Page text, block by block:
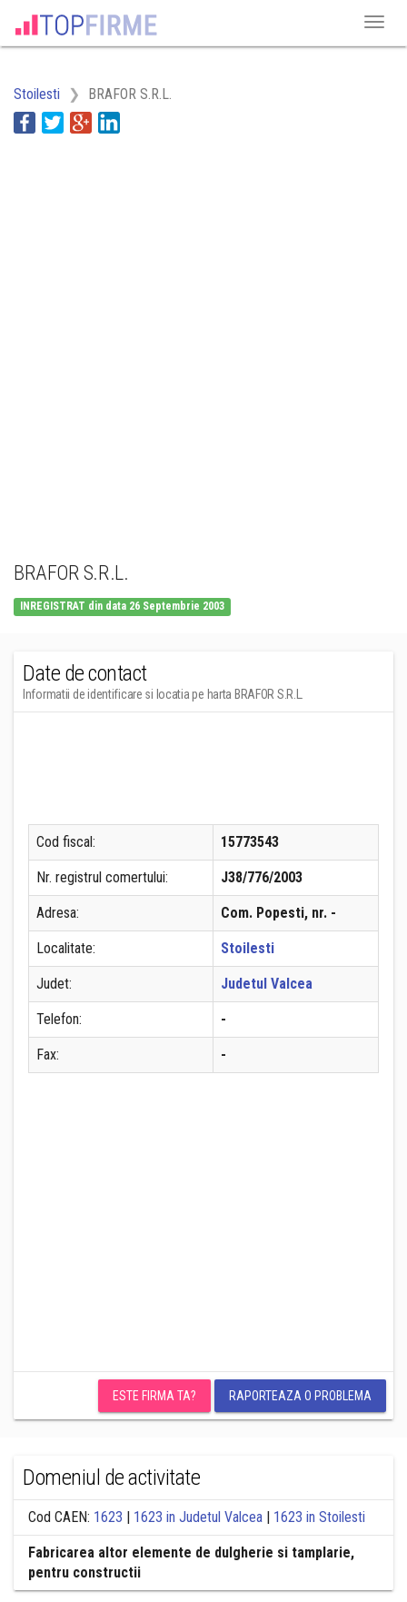
Stoilesti BRAFOR S.R.L.
BRAFOR S.R.L.
INREGISTRAT din data 26 Septembrie 2003
Date de contact
Informatii de identificare si locatia pe harta BRAFOR S.R.L.
Cod fiscal: 15773543
Nr. registrul comertului: J38/776/2003
Adresa: Com. Popesti, nr. -
Localitate: Stoilesti
Judet: Judetul Valcea
Telefon: -
Fax: -
ESTE FIRMA TA? RAPORTEAZA O PROBLEMA
Domeniul de activitate
Cod CAEN: 1623 | 1623 in Judetul Valcea | 1623 in Stoilesti
Fabricarea altor elemente de dulgherie si tamplarie,
pentru constructii